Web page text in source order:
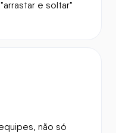
e soltar"
não só